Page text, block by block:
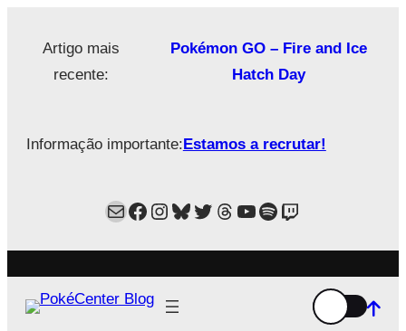
Artigo mais
recente:
Pokémon GO – Fire and Ice
Hatch Day
Informação importante:Estamos a recrutar!
MailFacebook
Instagram
Bluesky
Twitter
Estamos no Threads!
YouTube
Spotify
Twitch